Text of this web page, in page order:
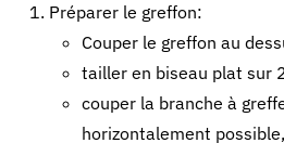
Préparer le greffon:
Couper le greffon au
tailler en biseau plat sur
couper la branche à
horizontalement